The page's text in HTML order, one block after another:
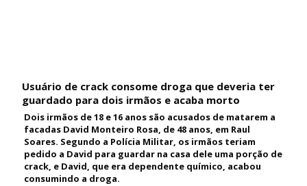
Usuário de crack consome droga que deveria ter
guardado para dois irmãos e acaba morto
Dois irmãos de 18 e 16 anos são acusados de matarem a
facadas David Monteiro Rosa, de 48 anos, em Raul
Soares. Segundo a Polícia Militar, os irmãos teriam
pedido a David para guardar na casa dele uma porção de
crack, e David, que era dependente químico, acabou
consumindo a droga.